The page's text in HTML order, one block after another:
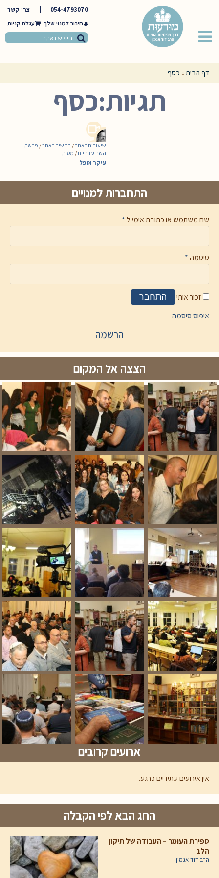
054-4793070
צרו קשר
חיבור למנוי שלך
דף הבית» כסף
תגיות:כסף
שיעורים באתר/ חדשים באתר/ פרשת
השבוע בחיים / מטות
עיקר וטפל
התחברות למנויים
שם משתמש או כתובת אימייל*
סיסמה*
זכור אותי התחבר
איפוס סיסמה
הרשמה
הצצה אל המקום
ארועים קרובים
אין אירועים עתידיים כרגע.
החג הבא לפי הקבלה
ספירת העומר – העבודה של תיקון
הלב
הרב דוד אגמון